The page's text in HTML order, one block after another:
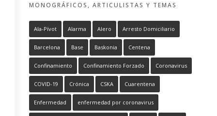
MONOGRÁFICOS, ARTICULISTAS Y TEMAS
Ala-Pívot Alarma Alero Arresto Domiciliario
Barcelona Base Baskonia Centena
Confinamiento Confinamiento Forzado Coronavirus
COVID-19 Crónica CSKA Cuarentena
Enfermedad enfermedad por coronavirus